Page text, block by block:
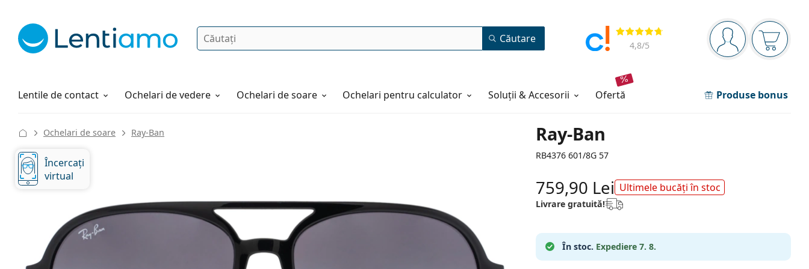
Panou de navigare
Sunteți logat
Coșul
Opinii
4,8/5
Căutare Căutare
Lentile de contact
Soluții Ochelari de vedere Ochelari de soare Ochelari pentru calculator Soluții & Accesorii ofertă Produse bonus
Cum comandați
Ray-Ban
RB4376 601/8G 57
Ochelari de soare Ray-Ban
Încercați
virtual
759,90 Lei Ultimele bucăți în stoc
Livrare gratuită!
În stoc. Expediere 7. 8.